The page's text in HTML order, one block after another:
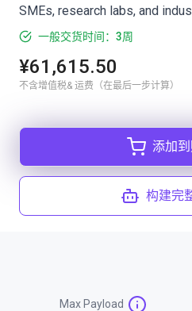
SMEs, research labs, and
一般交货时间：3周
¥61,615.50
不含增值税& 运费（在最后一步计算）
添加
构建完
Max Payload